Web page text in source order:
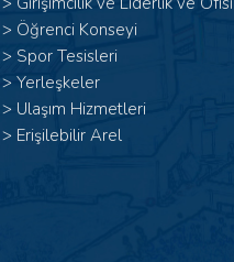
> Öğrenci Konseyi
> Spor Tesisleri
> Yerleşkeler
> Ulaşım Hizmetleri
> Erişilebilir Arel